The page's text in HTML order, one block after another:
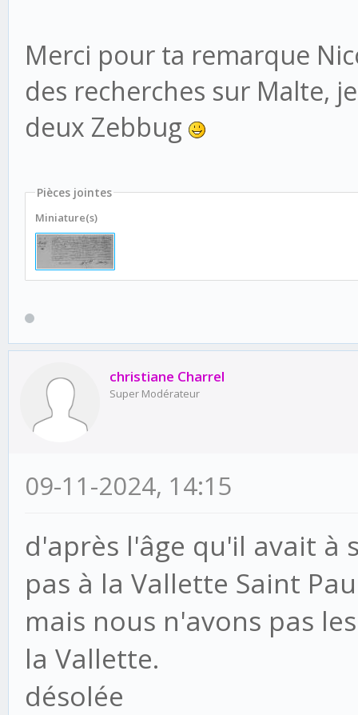
Merci pour ta remarque
des recherches sur Malte,
deux Zebbug
Pièces jointes
Miniature(s)
christiane Charrel
Super Modérateur
09-11-2024, 14:15
d'après l'âge qu'il avait à
pas à la Vallette Saint
mais nous n'avons pas
la Vallette.
désolée